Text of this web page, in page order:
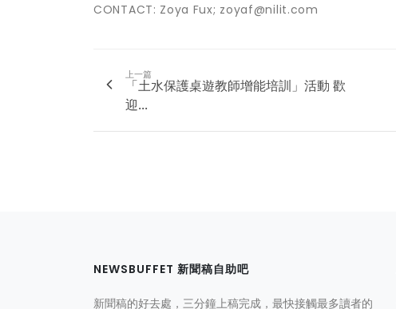
CONTACT: Zoya Fux; zoyaf@nilit.com
上一篇
「土水保護桌遊教師增能培訓」活動 歡
迎...
NEWSBUFFET 新聞稿自助吧
新聞稿的好去處，三分鐘上稿完成，最快接觸最多讀者的